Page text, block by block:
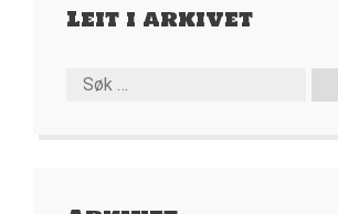
Leit i arkivet